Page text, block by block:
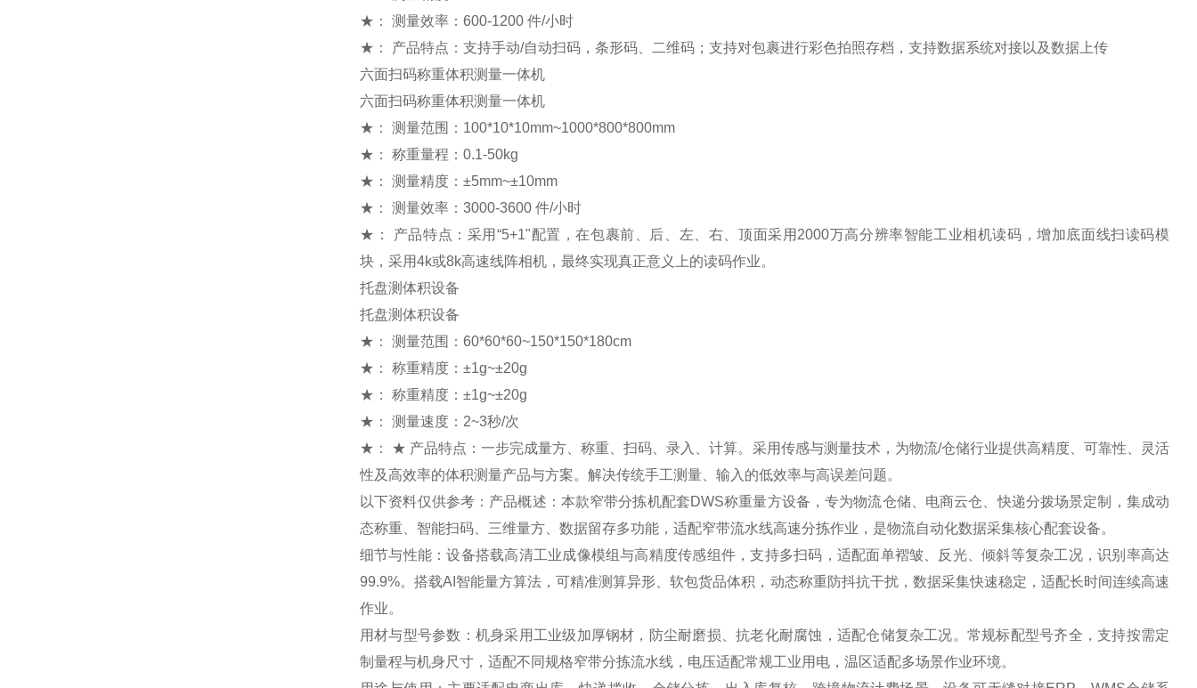
★： 测量效率：600-1200 件/小时
★： 产品特点：支持手动/自动扫码，条形码、二维码；支持对包裹进行彩色拍照存档，支持数据系统对接以及数据上传
六面扫码称重体积测量一体机
六面扫码称重体积测量一体机
★： 测量范围：100*10*10mm~1000*800*800mm
★： 称重量程：0.1-50kg
★： 测量精度：±5mm~±10mm
★： 测量效率：3000-3600 件/小时
★： 产品特点：采用“5+1"配置，在包裹前、后、左、右、顶面采用2000万高分辨率智能工业相机读码，增加底面线扫读码模
块，采用4k或8k高速线阵相机，最终实现真正意义上的读码作业。
托盘测体积设备
托盘测体积设备
★： 测量范围：60*60*60~150*150*180cm
★： 称重精度：±1g~±20g
★： 称重精度：±1g~±20g
★： 测量速度：2~3秒/次
★： ★ 产品特点：一步完成量方、称重、扫码、录入、计算。采用传感与测量技术，为物流/仓储行业提供高精度、可靠性、灵活
性及高效率的体积测量产品与方案。解决传统手工测量、输入的低效率与高误差问题。
以下资料仅供参考：产品概述：本款窄带分拣机配套DWS称重量方设备，专为物流仓储、电商云仓、快递分拨场景定制，集成动
态称重、智能扫码、三维量方、数据留存多功能，适配窄带流水线高速分拣作业，是物流自动化数据采集核心配套设备。
细节与性能：设备搭载高清工业成像模组与高精度传感组件，支持多扫码，适配面单褶皱、反光、倾斜等复杂工况，识别率高达
99.9%。搭载AI智能量方算法，可精准测算异形、软包货品体积，动态称重防抖抗干扰，数据采集快速稳定，适配长时间连续高速
作业。
用材与型号参数：机身采用工业级加厚钢材，防尘耐磨损、抗老化耐腐蚀，适配仓储复杂工况。常规标配型号齐全，支持按需定
制量程与机身尺寸，适配不同规格窄带分拣流水线，电压适配常规工业用电，温区适配多场景作业环境。